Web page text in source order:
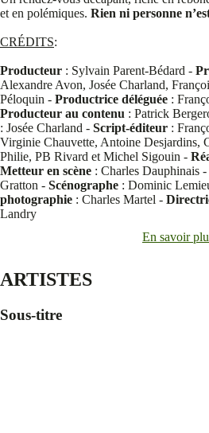
et en polémiques. Rien ni personne
CRÉDITS:
Producteur : Sylvain Parent-Bédard -
Alexandre Avon, Josée Charland,
Péloquin - Productrice déléguée :
Producteur au contenu : Patrick
: Josée Charland - Script-éditeur :
Virginie Chauvette, Antoine Desjardins,
Philie, PB Rivard et Michel Sigouin -
Metteur en scène : Charles Dauphinais -
Gratton - Scénographe : Dominic
photographie : Charles Martel -
Landry
En savoir
ARTISTES
Sous-titre